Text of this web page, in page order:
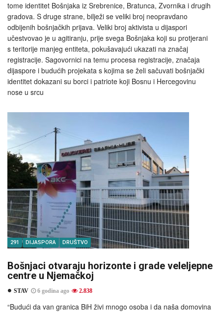
tome identitet Bošnjaka iz Srebrenice, Bratunca, Zvornika i drugih
gradova. S druge strane, bilježi se veliki broj neopravdano
odbijenih bošnjačkih prijava. Veliki broj aktivista u dijaspori
učestvovao je u agitiranju, prije svega Bošnjaka koji su protjerani
s teritorije manjeg entiteta, pokušavajući ukazati na značaj
registracije. Sagovornici na temu procesa registracije, značaja
dijaspore i budućih projekata s kojima se želi sačuvati bošnjački
identitet dokazani su borci i patriote koji Bosnu i Hercegovinu
nose u srcu
291 DIJASPORA DRUŠTVO
Bošnjaci otvaraju horizonte i grade veleljepne
centre u Njemačkoj
STAV 6 godina ago 2.838
“Budući da van granica BiH živi mnogo osoba i da naša domovina